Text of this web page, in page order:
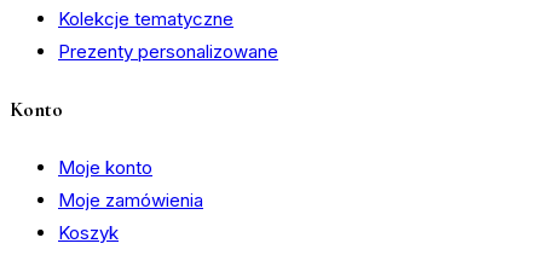
Kolekcje tematyczne
Prezenty personalizowane
Konto
Moje konto
Moje zamówienia
Koszyk